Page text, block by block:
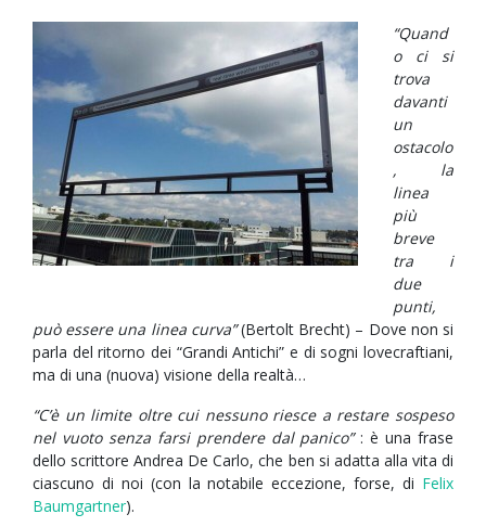
“Quand
o ci si
trova
davanti
un
ostacolo
, la
linea
più
breve
tra i
due
punti,
può essere una linea curva”(Bertolt Brecht) – Dove non si
parla del ritorno dei “Grandi Antichi” e di sogni lovecraftiani,
ma di una (nuova) visione della realtà…
“C’è un limite oltre cui nessuno riesce a restare sospeso
nel vuoto senza farsi prendere dal panico”: è una frase
dello scrittore Andrea De Carlo, che ben si adatta alla vita di
ciascuno di noi (con la notabile eccezione, forse, di Felix
Baumgartner).